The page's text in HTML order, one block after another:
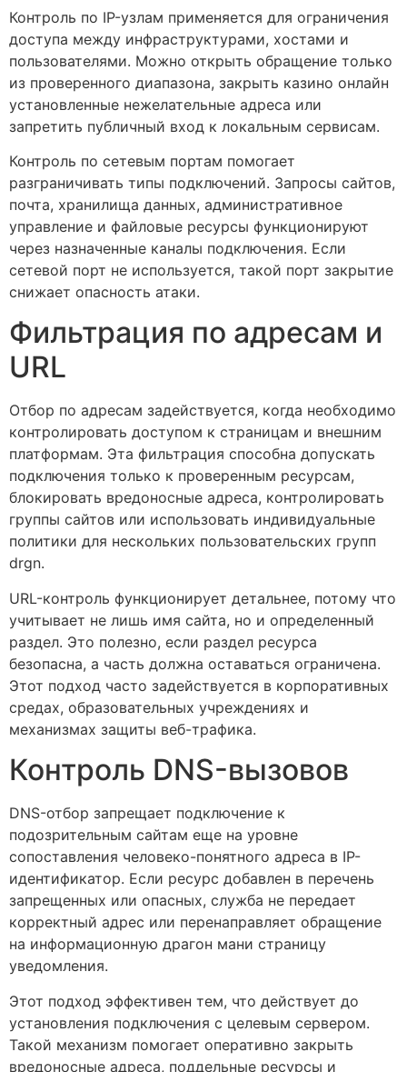
Контроль по IP-узлам применяется для ограничения
доступа между инфраструктурами, хостами и
пользователями. Можно открыть обращение только
из проверенного диапазона, закрыть казино онлайн
установленные нежелательные адреса или
запретить публичный вход к локальным сервисам.
Контроль по сетевым портам помогает
разграничивать типы подключений. Запросы сайтов,
почта, хранилища данных, административное
управление и файловые ресурсы функционируют
через назначенные каналы подключения. Если
сетевой порт не используется, такой порт закрытие
снижает опасность атаки.
Фильтрация по адресам и
URL
Отбор по адресам задействуется, когда необходимо
контролировать доступом к страницам и внешним
платформам. Эта фильтрация способна допускать
подключения только к проверенным ресурсам,
блокировать вредоносные адреса, контролировать
группы сайтов или использовать индивидуальные
политики для нескольких пользовательских групп
drgn.
URL-контроль функционирует детальнее, потому что
учитывает не лишь имя сайта, но и определенный
раздел. Это полезно, если раздел ресурса
безопасна, а часть должна оставаться ограничена.
Этот подход часто задействуется в корпоративных
средах, образовательных учреждениях и
механизмах защиты веб-трафика.
Контроль DNS-вызовов
DNS-отбор запрещает подключение к
подозрительным сайтам еще на уровне
сопоставления человеко-понятного адреса в IP-
идентификатор. Если ресурс добавлен в перечень
запрещенных или опасных, служба не передает
корректный адрес или перенаправляет обращение
на информационную драгон мани страницу
уведомления.
Этот подход эффективен тем, что действует до
установления подключения с целевым сервером.
Такой механизм помогает оперативно закрыть
вредоносные адреса, поддельные ресурсы и